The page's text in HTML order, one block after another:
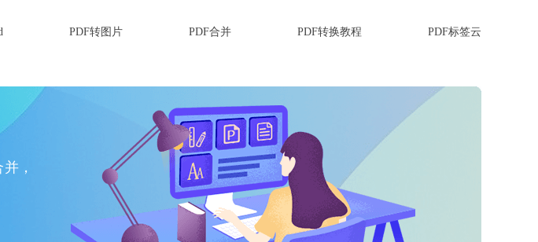
PDF转图片 PDF合并 PDF转换教程 PDF标签云
，